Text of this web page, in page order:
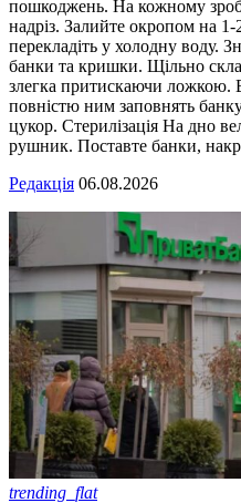
пошкоджень. На кожному
надріз. Залийте окропом на
перекладіть у холодну воду.
банки та кришки. Щільно
злегка притискаючи ложкою.
повністю ним заповнять
цукор. Стерилізація На дно
рушник. Поставте банки,
Редакція 06.08.2026
trending_flat